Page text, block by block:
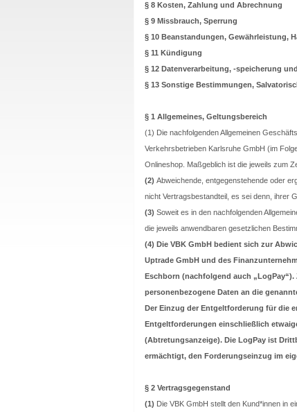
§ 8 Kosten, Zahlung und Abrechnung
§ 9 Missbrauch, Sperrung
§ 10 Beanstandungen, Gewährleistung,
§ 11 Kündigung
§ 12 Datenverarbeitung, -speicherung
§ 13 Sonstige Bestimmungen,
§ 1 Allgemeines, Geltungsbereich
(1) Die nachfolgenden Allgemeinen
Verkehrsbetrieben Karlsruhe GmbH (im
Onlineshop. Maßgeblich ist die jeweils zum
(2) Abweichende, entgegenstehende oder
nicht Vertragsbestandteil, es sei denn, ihrer
(3) Soweit es in den nachfolgenden
die jeweils anwendbaren gesetzlichen
(4) Die VBK GmbH bedient sich zur
Uptrade GmbH und des
Eschborn (nachfolgend auch
personenbezogene Daten an die
Der Einzug der Entgeltforderung für die
Entgeltforderungen einschließlich
(Abtretungsanzeige). Die LogPay ist
ermächtigt, den Forderungseinzug im
§ 2 Vertragsgegenstand
(1) Die VBK GmbH stellt den Kund*innen in